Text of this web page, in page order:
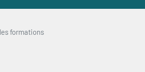
formations